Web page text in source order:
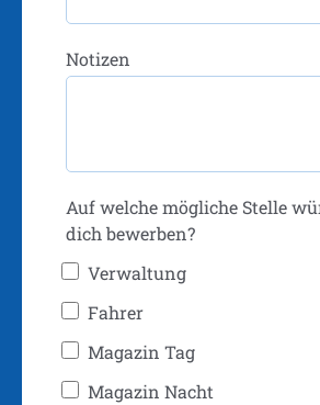
Notizen
Auf welche mögliche Stelle
dich bewerben?
Verwaltung
Fahrer
Magazin Tag
Magazin Nacht